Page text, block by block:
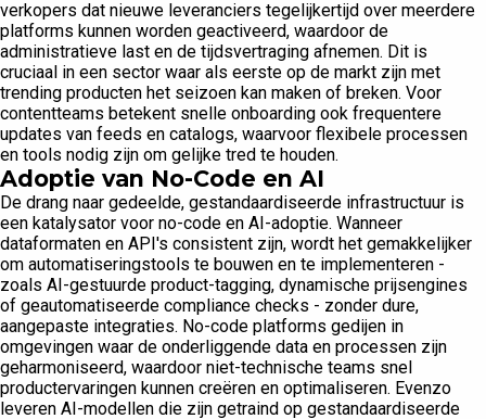
verkopers dat nieuwe leveranciers tegelijkertijd over meerdere
platforms kunnen worden geactiveerd, waardoor de
administratieve last en de tijdsvertraging afnemen. Dit is
cruciaal in een sector waar als eerste op de markt zijn met
trending producten het seizoen kan maken of breken. Voor
contentteams betekent snelle onboarding ook frequentere
updates van feeds en catalogs, waarvoor flexibele processen
en tools nodig zijn om gelijke tred te houden.
Adoptie van No-Code en AI
De drang naar gedeelde, gestandaardiseerde infrastructuur is
een katalysator voor no-code en AI-adoptie. Wanneer
dataformaten en API's consistent zijn, wordt het gemakkelijker
om automatiseringstools te bouwen en te implementeren -
zoals AI-gestuurde product-tagging, dynamische prijsengines
of geautomatiseerde compliance checks - zonder dure,
aangepaste integraties. No-code platforms gedijen in
omgevingen waar de onderliggende data en processen zijn
geharmoniseerd, waardoor niet-technische teams snel
productervaringen kunnen creëren en optimaliseren. Evenzo
leveren AI-modellen die zijn getraind op gestandaardiseerde